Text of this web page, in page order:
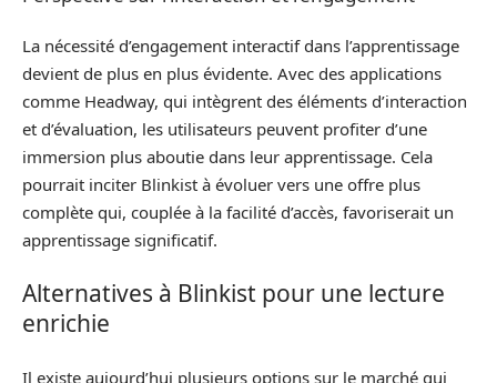
La nécessité d’engagement interactif dans l’apprentissage
devient de plus en plus évidente. Avec des applications
comme Headway, qui intègrent des éléments d’interaction
et d’évaluation, les utilisateurs peuvent profiter d’une
immersion plus aboutie dans leur apprentissage. Cela
pourrait inciter Blinkist à évoluer vers une offre plus
complète qui, couplée à la facilité d’accès, favoriserait un
apprentissage significatif.
Alternatives à Blinkist pour une lecture
enrichie
Il existe aujourd’hui plusieurs options sur le marché qui